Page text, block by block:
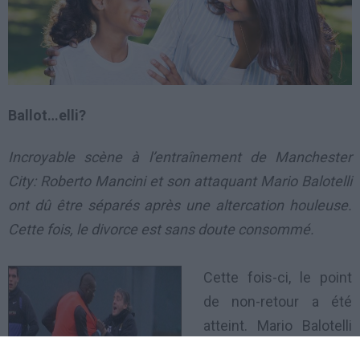
Ballot…elli?
Incroyable scène à l’entraînement de Manchester
City: Roberto Mancini et son attaquant Mario Balotelli
ont dû être séparés après une altercation houleuse.
Cette fois, le divorce est sans doute consommé.
Cette fois-ci, le point
de non-retour a été
atteint. Mario Balotelli